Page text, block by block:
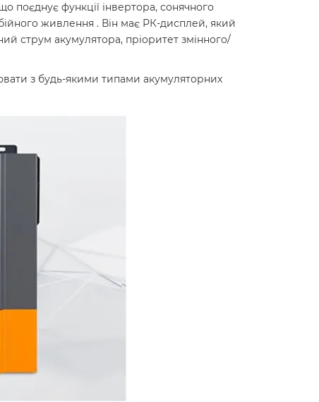
поєднує функції інвертора, сонячного
живлення . Він має РК-дисплей, який
струм акумулятора, пріоритет змінного/
з будь-якими типами акумуляторних